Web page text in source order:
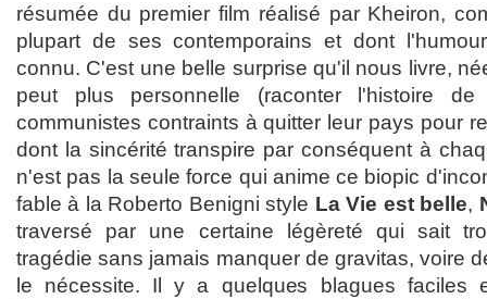
résumée du premier film réalisé par Kheiron,
plupart de ses contemporains et dont
connu. C'est une belle surprise qu'il nous livre,
peut plus personnelle (raconter l'histoire
communistes contraints à quitter leur pays pour
dont la sincérité transpire par conséquent à
n'est pas la seule force qui anime ce biopic
fable à la Roberto Benigni style La Vie est belle,
traversé par une certaine légèreté qui sait
tragédie sans jamais manquer de gravitas, voire
le nécessite. Il y a quelques blagues faciles